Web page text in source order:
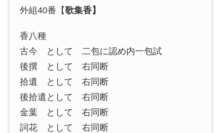
外組40番【歌集香】
香八種
古今 として 二包に認め内一包試
後撰 として 右同断
拾遺 として 右同断
後拾遺として 右同断
金葉 として 右同断
詞花 として 右同断